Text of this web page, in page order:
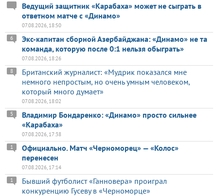
Ведущий защитник «Карабаха» может не сыграть в
ответном матче с «Динамо»
07.08.2026, 18:50
Экс-капитан сборной Азербайджана: «Динамо» не та
команда, которую после 0:1 нельзя обыграть»
6
07.08.2026, 18:26
Британский журналист: «Мудрик показался мне
немного непростым, но очень умным человеком,
который много думает»
8
07.08.2026, 18:02
Владимир Бондаренко: «Динамо» просто сильнее
«Карабаха»
5
07.08.2026, 17:38
Официально. Матч «Черноморец» — «Колос»
перенесен
1
07.08.2026, 17:14
Бывший футболист «Ганновера» проиграл
конкуренцию Гусеву в «Черноморце»
1